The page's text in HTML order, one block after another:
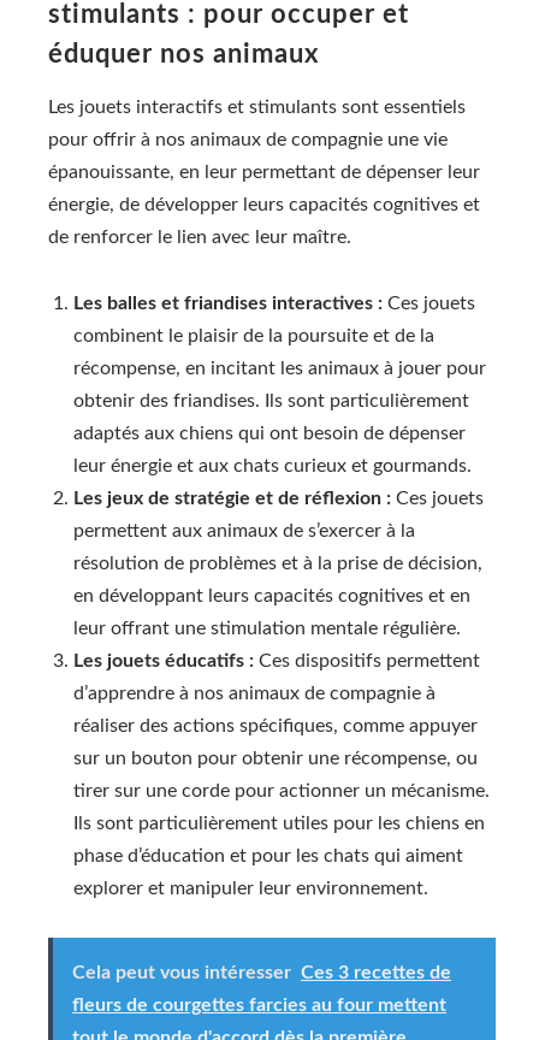
stimulants : pour occuper et
éduquer nos animaux
Les jouets interactifs et stimulants sont essentiels
pour offrir à nos animaux de compagnie une vie
épanouissante, en leur permettant de dépenser leur
énergie, de développer leurs capacités cognitives et
de renforcer le lien avec leur maître.
Les balles et friandises interactives : Ces jouets
combinent le plaisir de la poursuite et de la
récompense, en incitant les animaux à jouer pour
obtenir des friandises. Ils sont particulièrement
adaptés aux chiens qui ont besoin de dépenser
leur énergie et aux chats curieux et gourmands.
Les jeux de stratégie et de réflexion : Ces jouets
permettent aux animaux de s’exercer à la
résolution de problèmes et à la prise de décision,
en développant leurs capacités cognitives et en
leur offrant une stimulation mentale régulière.
Les jouets éducatifs : Ces dispositifs permettent
d’apprendre à nos animaux de compagnie à
réaliser des actions spécifiques, comme appuyer
sur un bouton pour obtenir une récompense, ou
tirer sur une corde pour actionner un mécanisme.
Ils sont particulièrement utiles pour les chiens en
phase d’éducation et pour les chats qui aiment
explorer et manipuler leur environnement.
Cela peut vous intéresser Ces 3 recettes de
fleurs de courgettes farcies au four mettent